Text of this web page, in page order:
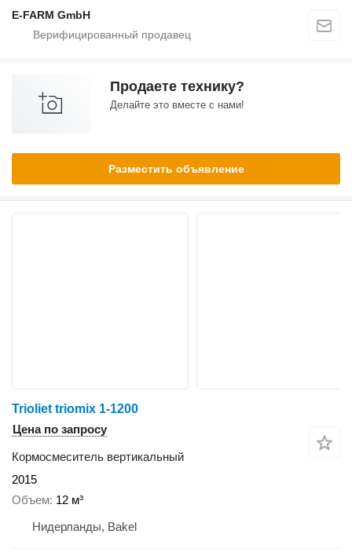
E-FARM GmbH
Продаете технику?
Делайте это вместе с нами!
Разместить объявление
Trioliet triomix 1-1200
Цена по запросу
Кормосмеситель вертикальный
2015
Объем 12 м³
Нидерланды, Bakel